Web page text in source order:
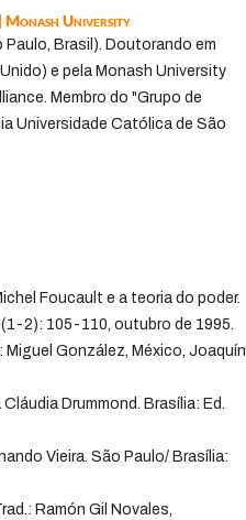
University
Paulo, Brasil). Doutorando em
e pela Monash University
Membro do "Grupo de
Universidade Católica de São
Foucault e a teoria do poder.
2): 105-110, outubro de 1995.
Miguel González, México, Joaquín
Drummond. Brasília: Ed.
Vieira. São Paulo/ Brasília:
Ramón Gil Novales,